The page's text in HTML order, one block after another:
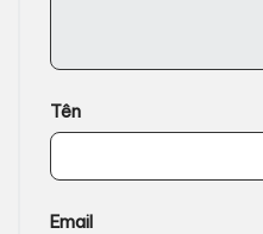
Tên
Email